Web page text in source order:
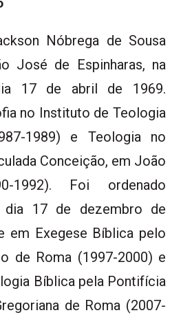
Nóbrega de Sousa
José de Espinharas, na
17 de abril de 1969.
no Instituto de Teologia
1989) e Teologia no
Conceição, em João
1992). Foi ordenado
dia 17 de dezembro de
em Exegese Bíblica pelo
de Roma (1997-2000) e
Bíblica pela Pontifícia
de Roma (2007-